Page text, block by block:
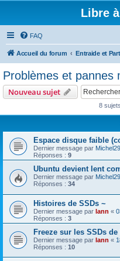
Libre
FAQ
Accueil du forum Entraide et
Problèmes et pannes
Nouveau sujet
8
Espace disque faible
Dernier message par Michel29
Réponses : 9
Ubuntu devient lent
Dernier message par Michel29
Réponses : 34
Histoires de SSDs ~
Dernier message par lann «
Réponses : 3
Freeze sur les SSDs
Dernier message par lann «
Réponses : 10